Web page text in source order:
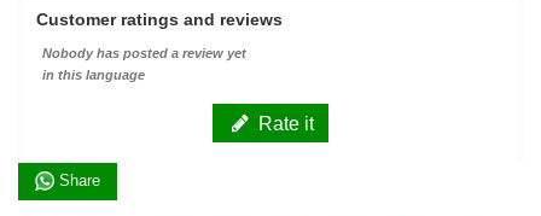
Customer ratings and reviews
Nobody has posted a review yet
in this language
Rate it
Share